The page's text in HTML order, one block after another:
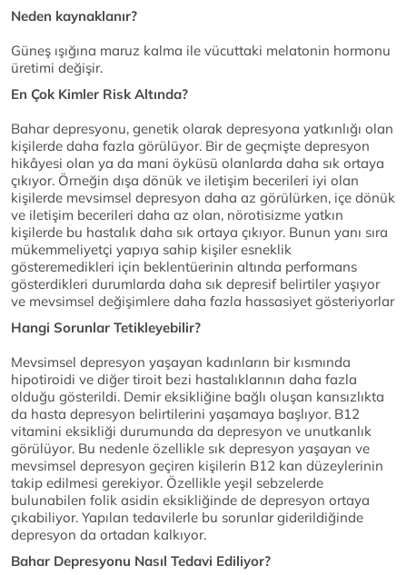
Neden kaynaklanır?
Güneş ışığına maruz kalma ile vücuttaki melatonin hormonu
üretimi değişir.
En Çok Kimler Risk Altında?
Bahar depresyonu, genetik olarak depresyona yatkınlığı olan
kişilerde daha fazla görülüyor. Bir de geçmişte depresyon
hikâyesi olan ya da mani öyküsü olanlarda daha sık ortaya
çıkıyor. Örneğin dışa dönük ve iletişim becerileri iyi olan
kişilerde mevsimsel depresyon daha az görülürken, içe dönük
ve iletişim becerileri daha az olan, nörotisizme yatkın
kişilerde bu hastalık daha sık ortaya çıkıyor. Bunun yanı sıra
mükemmeliyetçi yapıya sahip kişiler esneklik
gösteremedikleri için beklentüerinin altında performans
gösterdikleri durumlarda daha sık depresif belirtiler yaşıyor
ve mevsimsel değişimlere daha fazla hassasiyet gösteriyorlar
Hangi Sorunlar Tetikleyebilir?
Mevsimsel depresyon yaşayan kadınların bir kısmında
hipotiroidi ve diğer tiroit bezi hastalıklarının daha fazla
olduğu gösterildi. Demir eksikliğine bağlı oluşan kansızlıkta
da hasta depresyon belirtilerini yaşamaya başlıyor. B12
vitamini eksikliği durumunda da depresyon ve unutkanlık
görülüyor. Bu nedenle özellikle sık depresyon yaşayan ve
mevsimsel depresyon geçiren kişilerin B12 kan düzeylerinin
takip edilmesi gerekiyor. Özellikle yeşil sebzelerde
bulunabilen folik asidin eksikliğinde de depresyon ortaya
çıkabiliyor. Yapılan tedavilerle bu sorunlar giderildiğinde
depresyon da ortadan kalkıyor.
Bahar Depresyonu Nasıl Tedavi Ediliyor?